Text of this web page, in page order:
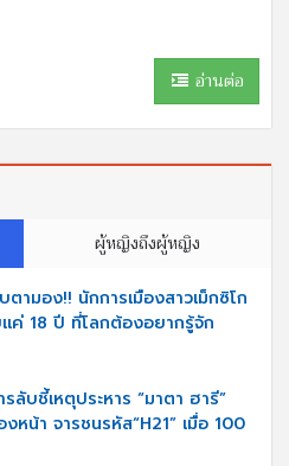
อ่านต่อ
ผู้หญิงถึงผู้หญิง
ตามอง!! นักการเมืองสาวเม็กซิโก
ค่ 18 ปี ที่โลกต้องอยากรู้จัก
รลับชี้เหตุประหาร “มาตา ฮารี”
หน้า จารชนรหัส“H21” เมื่อ 100